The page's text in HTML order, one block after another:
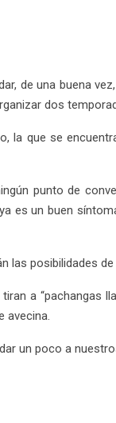
de una buena
dos
la que se
punto de
es un buen
las posibilidades
a “pachangas
avecina.
un poco a